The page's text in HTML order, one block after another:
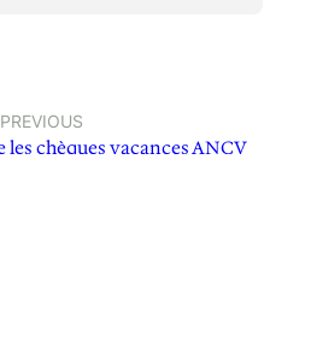
PREVIOUS
les chèques vacances ANCV